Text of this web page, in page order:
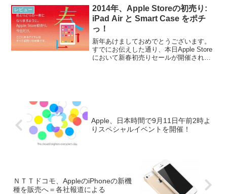
ました。そして27インチiM...
レビュー
2014年、Apple Storeの初売り:
iPad Air と Smart Case をポチ
っ！
新年あけましておめでとうございます。
すでにお伝えした通り、本日Apple Store
において新春初売りセールが開催されて
Apple、日本時間で9月11日午前2時よ
りスペシャルイベントを開催！
ＮＴＴドコモ、AppleのiPhoneの新機
種を販売へ＝各社報道による